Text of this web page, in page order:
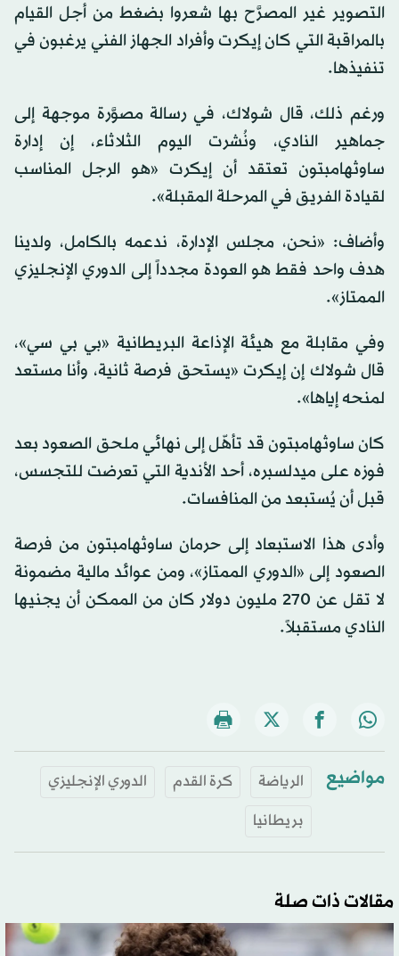
التصوير غير المصرَّح بها شعروا بضغط من أجل القيام
بالمراقبة التي كان إيكرت وأفراد الجهاز الفني يرغبون في
تنفيذها.
ورغم ذلك، قال شولاك، في رسالة مصوَّرة موجهة إلى
جماهير النادي، ونُشرت اليوم الثلاثاء، إن إدارة
ساوثهامبتون تعتقد أن إيكرت «هو الرجل المناسب
لقيادة الفريق في المرحلة المقبلة».
وأضاف: «نحن، مجلس الإدارة، ندعمه بالكامل، ولدينا
هدف واحد فقط هو العودة مجدداً إلى الدوري الإنجليزي
الممتاز».
وفي مقابلة مع هيئة الإذاعة البريطانية «بي بي سي»،
قال شولاك إن إيكرت «يستحق فرصة ثانية، وأنا مستعد
لمنحه إياها».
كان ساوثهامبتون قد تأهّل إلى نهائي ملحق الصعود بعد
فوزه على ميدلسبره، أحد الأندية التي تعرضت للتجسس،
قبل أن يُستبعد من المنافسات.
وأدى هذا الاستبعاد إلى حرمان ساوثهامبتون من فرصة
الصعود إلى «الدوري الممتاز»، ومن عوائد مالية مضمونة
لا تقل عن 270 مليون دولار كان من الممكن أن يجنيها
النادي مستقبلاً.
مواضيع الرياضة كرة القدم
الدوري الإنجليزي
بريطانيا
مقالات ذات صلة